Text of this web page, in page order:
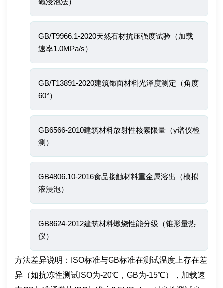
碱浸泡法）
GB/T9966.1-2020天然石材抗压强度试验（加载
速率1.0MPa/s）
GB/T13891-2020建筑饰面材料光泽度测定（角度
60°）
GB6566-2010建筑材料放射性核素限量（γ谱仪检
测）
GB4806.10-2016食品接触材料重金属溶出（模拟
液浸泡）
GB8624-2012建筑材料燃烧性能分级（锥形量热
仪）
方法差异说明：ISO标准与GB标准在测试温度上存在差
异（如抗冻性测试ISO为-20℃，GB为-15℃），加载速